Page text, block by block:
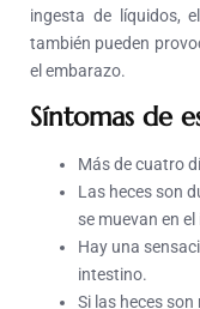
ingesta de líquidos,
también pueden
el embarazo.
Síntomas de
Más de cuatro
Las heces son
se muevan en
Hay una
intestino.
Si las heces